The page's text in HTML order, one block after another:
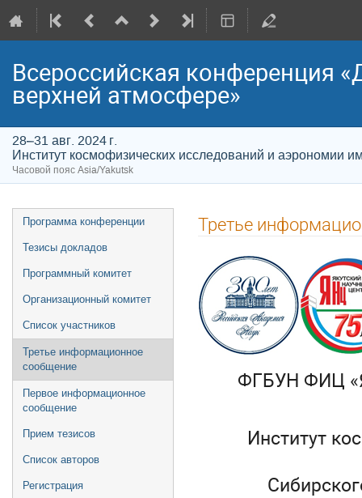
Всероссийская конференция
верхней атмосфере»
28–31 авг. 2024 г.
Институт космофизических исследований и
Часовой пояс Asia/Yakutsk
Меню
мероприятия
Программа конференции
Тезисы докладов
Программный комитет
Организационный комитет
Список участников
Третье информационное
сообщение
Первое информационное
сообщение
Прием тезисов
Список авторов
Регистрация
Третье
ФГБУН ФИЦ
Институт